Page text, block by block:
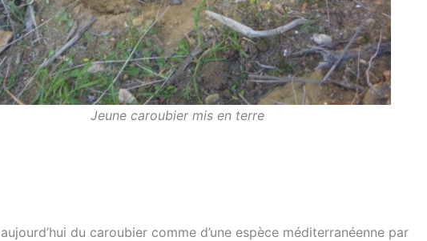
Jeune caroubier mis en terre
du caroubier comme d’une espèce méditerranéenne par